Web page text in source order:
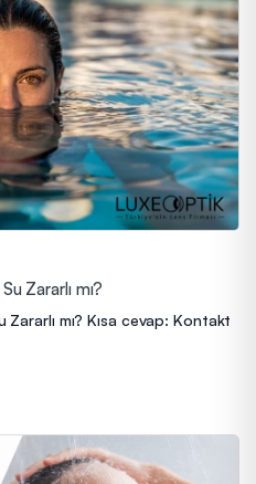
Zararlı mı?
mı? Kısa cevap: Kontakt